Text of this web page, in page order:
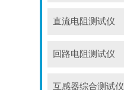
直流电阻测试仪
回路电阻测试仪
互感器综合测试仪